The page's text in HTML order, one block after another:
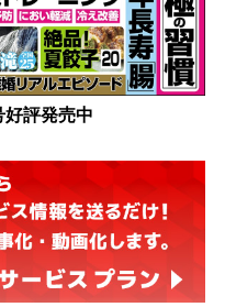
評発売中